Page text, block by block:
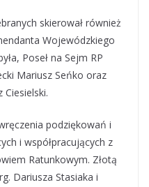
skierował również
Wojewódzkiego
Poseł na Sejm RP
Mariusz Seńko oraz
Ciesielski.
podziękowań i
i współpracujących z
Ratunkowym. Złotą
Dariusza Stasiaka i